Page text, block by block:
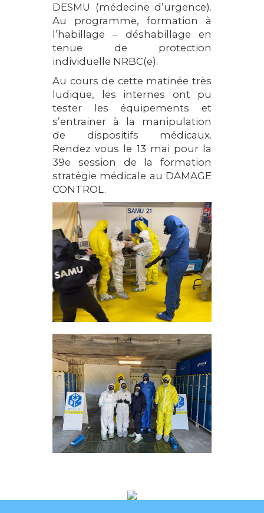
DESMU (médecine d’urgence).
Au programme, formation à
l’habillage – déshabillage en
tenue de protection
individuelle NRBC(e).
Au cours de cette matinée très
ludique, les internes ont pu
tester les équipements et
s’entrainer à la manipulation
de dispositifs médicaux.
Rendez vous le 13 mai pour la
39e session de la formation
stratégie médicale au DAMAGE
CONTROL.